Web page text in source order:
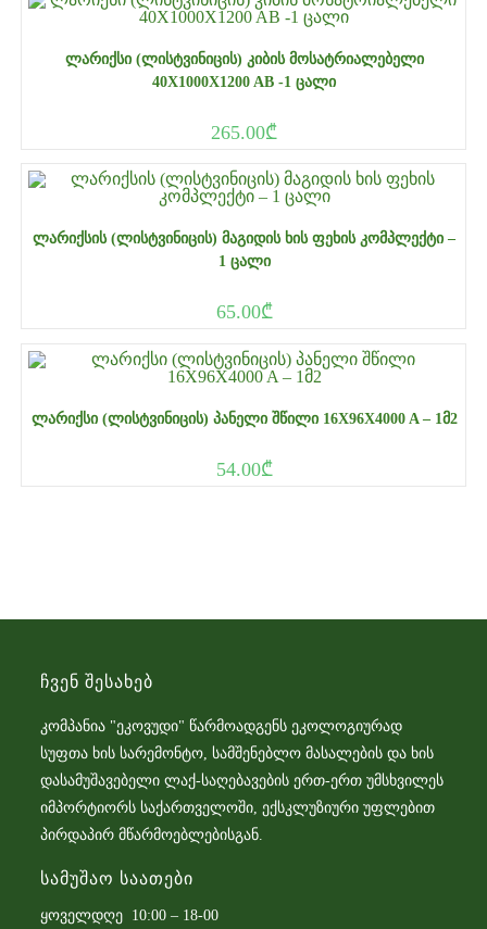
ᲚᲐᲠᲘᲥᲡᲘ (ᲚᲘᲡᲢᲕᲘᲜᲘᲪᲘᲡ) ᲙᲘᲑᲘᲡ ᲛᲝᲡᲐᲢᲠᲘᲐᲚᲔᲑᲔᲚᲘ
40X1000X1200 AB -1 ᲪᲐᲚᲘ
265.00₾
ᲚᲐᲠᲘᲥᲡᲘᲡ (ᲚᲘᲡᲢᲕᲘᲜᲘᲪᲘᲡ) ᲛᲐᲒᲘᲓᲘᲡ ᲮᲘᲡ ᲤᲔᲮᲘᲡ ᲙᲝᲛᲞᲚᲔᲥᲢᲘ –
1 ᲪᲐᲚᲘ
65.00₾
ᲚᲐᲠᲘᲥᲡᲘ (ᲚᲘᲡᲢᲕᲘᲜᲘᲪᲘᲡ) ᲞᲐᲜᲔᲚᲘ ᲨᲬᲘᲚᲘ 16X96X4000 A – 1Მ2
54.00₾
Ჩვენ Შესახებ
კომპანია "ეკოვუდი" წარმოადგენს ეკოლოგიურად
სუფთა ხის სარემონტო, სამშენებლო მასალების და ხის
დასამუშავებელი ლაქ-საღებავების ერთ-ერთ უმსხვილეს
იმპორტიორს საქართველოში, ექსკლუზიური უფლებით
პირდაპირ მწარმოებლებისგან.
Სამუშაო Საათები
ყოველდღე 10:00 – 18-00